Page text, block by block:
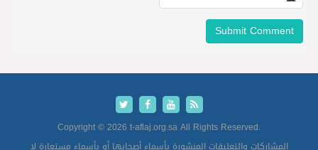
Copyright © 2026 t-aflaj.org.sa All Rights Reserved.
المشاركات والتعليقات المنشورة بأسماء أصحابها أو بأسماء مستعارة لا